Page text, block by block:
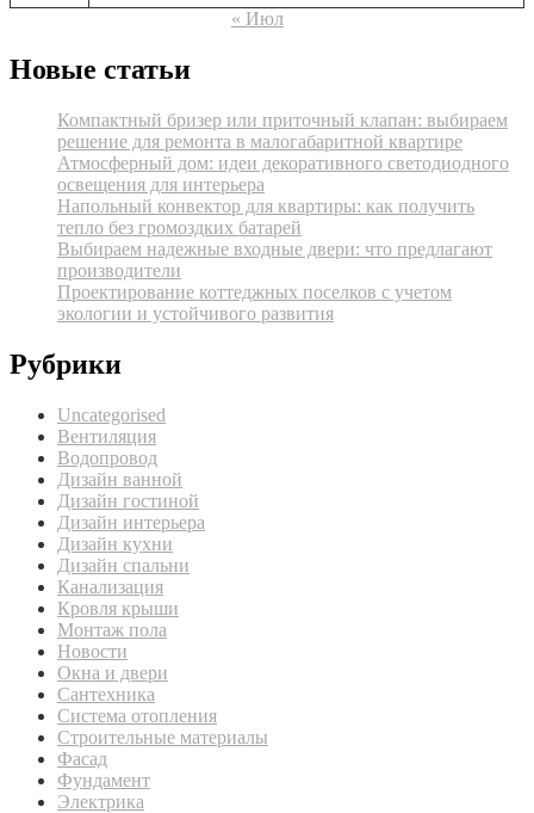
« Июл
Новые статьи
Компактный бризер или приточный клапан: выбираем
решение для ремонта в малогабаритной квартире
Атмосферный дом: идеи декоративного светодиодного
освещения для интерьера
Напольный конвектор для квартиры: как получить
тепло без громоздких батарей
Выбираем надежные входные двери: что предлагают
производители
Проектирование коттеджных поселков с учетом
экологии и устойчивого развития
Рубрики
Uncategorised
Вентиляция
Водопровод
Дизайн ванной
Дизайн гостиной
Дизайн интерьера
Дизайн кухни
Дизайн спальни
Канализация
Кровля крыши
Монтаж пола
Новости
Окна и двери
Сантехника
Система отопления
Строительные материалы
Фасад
Фундамент
Электрика